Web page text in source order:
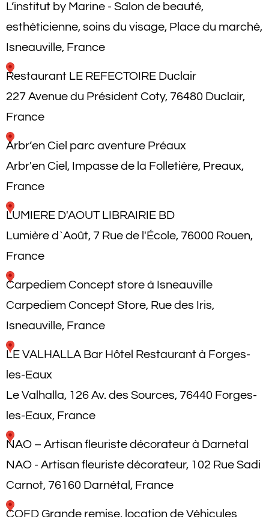
L’institut by Marine - Salon de beauté,
esthéticienne, soins du visage, Place du marché,
Isneauville, France
Restaurant LE REFECTOIRE Duclair
227 Avenue du Président Coty, 76480 Duclair,
France
Arbr’en Ciel parc aventure Préaux
Arbr'en Ciel, Impasse de la Folletière, Preaux,
France
LUMIERE D'AOUT LIBRAIRIE BD
Lumière d`Août, 7 Rue de l'École, 76000 Rouen,
France
Carpediem Concept store à Isneauville
Carpediem Concept Store, Rue des Iris,
Isneauville, France
LE VALHALLA Bar Hôtel Restaurant à Forges-
les-Eaux
Le Valhalla, 126 Av. des Sources, 76440 Forges-
les-Eaux, France
NAO – Artisan fleuriste décorateur à Darnetal
NAO - Artisan fleuriste décorateur, 102 Rue Sadi
Carnot, 76160 Darnétal, France
CQFD Grande remise, location de Véhicules